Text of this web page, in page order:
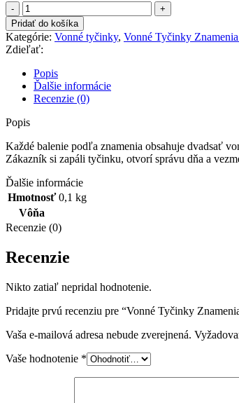
množstvo
Vonné
Tyčinky
Znamenia
Zverokruhu
s
Krištáľom
-
Rak
-
Santo
-
Kameň
Pridať do košíka
Kategórie: Vonné tyčinky, Vonné Tyčinky
Zdieľať:
Popis
Ďalšie informácie
Recenzie (0)
Popis
Každé balenie podľa znamenia obsahuje dvadsať
Zákazník si zapáli tyčinku, otvorí správu dňa a
Ďalšie informácie
Hmotnosť 0,1 kg
Vôňa
Recenzie (0)
Recenzie
Nikto zatiaľ nepridal hodnotenie.
Pridajte prvú recenziu pre “Vonné Tyčinky
Vaša e-mailová adresa nebude zverejnená.
Vaše hodnotenie *